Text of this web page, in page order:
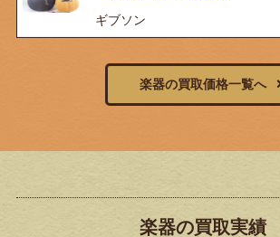
ギブソン
楽器の買取価格一覧へ
楽器の買取実績